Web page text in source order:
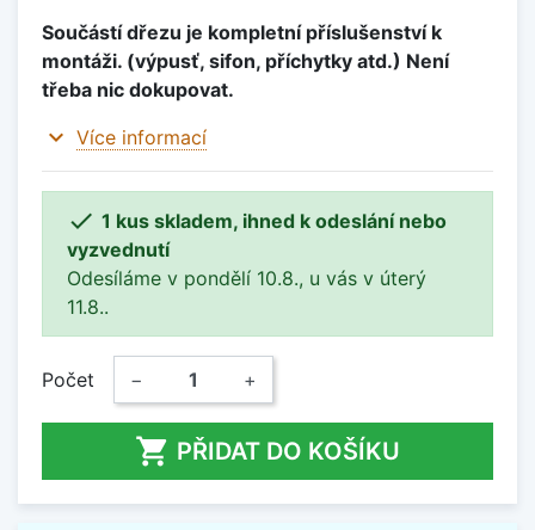
Součástí dřezu je kompletní příslušenství k
montáži. (výpusť, sifon, příchytky atd.) Není
třeba nic dokupovat.
expand_more Více informací
 1 kus skladem, ihned k odeslání nebo
vyzvednutí
Odesíláme v pondělí 10.8., u vás v úterý
11.8..
Počet − +
 PŘIDAT DO KOŠÍKU